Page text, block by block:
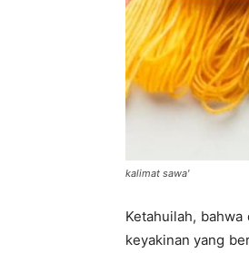
kalimat sawa'
Ketahuilah,
keyakinan yang